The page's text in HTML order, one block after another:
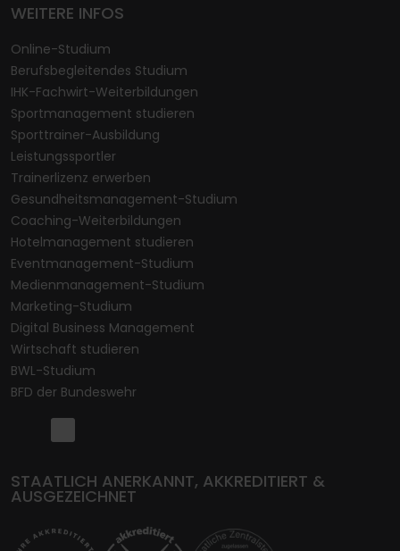
WEITERE INFOS
Online-Studium
Berufsbegleitendes Studium
IHK-Fachwirt-Weiterbildungen
Sportmanagement studieren
Sporttrainer-Ausbildung
Leistungssportler
Trainerlizenz erwerben
Gesundheitsmanagement-Studium
Coaching-Weiterbildungen
Hotelmanagement studieren
Eventmanagement-Studium
Medienmanagement-Studium
Marketing-Studium
Digital Business Management
Wirtschaft studieren
BWL-Studium
BFD der Bundeswehr
STAATLICH ANERKANNT, AKKREDITIERT &
AUSGEZEICHNET